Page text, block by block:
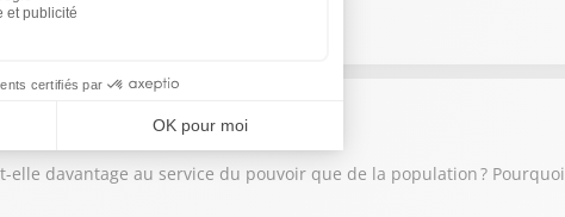
le Canon français.
davantage au service du pouvoir que de la population ? Pourquoi